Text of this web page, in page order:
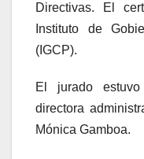
Directivas. El
Instituto de
(IGCP).
El jurado
directora
Mónica Gamboa.